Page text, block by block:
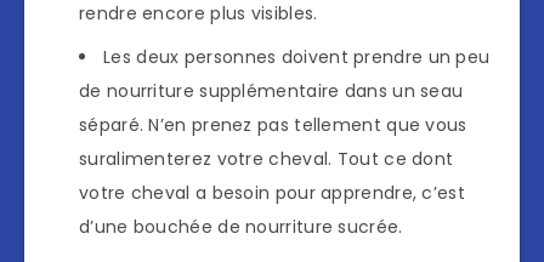
rendre encore plus visibles.
Les deux personnes doivent prendre un peu
de nourriture supplémentaire dans un seau
séparé. N’en prenez pas tellement que vous
suralimenterez votre cheval. Tout ce dont
votre cheval a besoin pour apprendre, c’est
d’une bouchée de nourriture sucrée.